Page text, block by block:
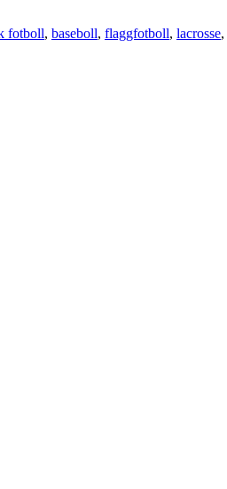
fotboll, baseboll, flaggfotboll, lacrosse,